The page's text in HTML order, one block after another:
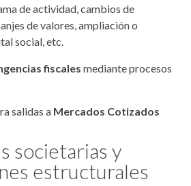
de actividad, cambios de
de valores, ampliación o
social, etc.
fiscales mediante procesos
salidas a Mercados Cotizados
societarias y
estructurales